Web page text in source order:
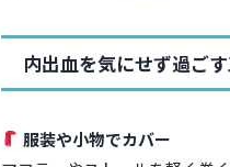
内出血を気にせず過ご
服装や小物でカバー